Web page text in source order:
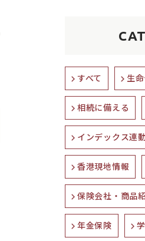
すべて 生
相続に備える
インデックス連
香港現地情報
保険会社・商品
年金保険